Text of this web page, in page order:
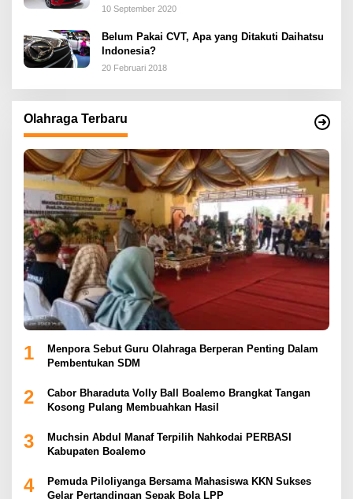
10 September 2020
Belum Pakai CVT, Apa yang Ditakuti Daihatsu
Indonesia?
20 Februari 2018
Olahraga Terbaru
1
Menpora Sebut Guru Olahraga Berperan Penting Dalam
Pembentukan SDM
2
Cabor Bharaduta Volly Ball Boalemo Brangkat Tangan
Kosong Pulang Membuahkan Hasil
3
Muchsin Abdul Manaf Terpilih Nahkodai PERBASI
Kabupaten Boalemo
4
Pemuda Piloliyanga Bersama Mahasiswa KKN Sukses
Gelar Pertandingan Sepak Bola LPP